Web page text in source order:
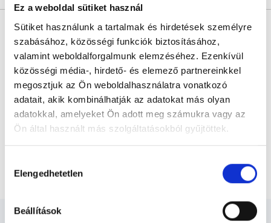
Ez a weboldal sütiket használ
Sütiket használunk a tartalmak és hirdetések személyre
szabásához, közösségi funkciók biztosításához,
valamint weboldalforgalmunk elemzéséhez. Ezenkívül
közösségi média-, hirdető- és elemező partnereinkkel
megosztjuk az Ön weboldalhasználatra vonatkozó
adatait, akik kombinálhatják az adatokat más olyan
adatokkal, amelyeket Ön adott meg számukra vagy az
Ön által használt más szolgáltatásokból gyűjtöttek.
szabályzat:https://foglaljorvost.hu/info/foglaljorvost-
kiválasztása
Elengedhetetlen
Beállítások
orvos, aki jogszabályok szerinti szakorvosi szakképesítés
megszerzésére irányuló képzésben vesz részt. Ezen orvosok által
önállóan nem végezhető szakmai tevékenységért teljes
felelősséggel tartozik és azt közvetlenül felügyeli az egészségügyi
szolgáltató szakorvosa az első részvizsgáig, utána pedig a
szakorvosjelölt önállóan láthat el feladatokat. A foglaljorvost.hu
felelősségét kizárja esetleges névazonosságért bármely szakorvos
és szakorvosjelölt esetén.
Videókonzultáció - Endokrinológiai kontroll vizsgálat